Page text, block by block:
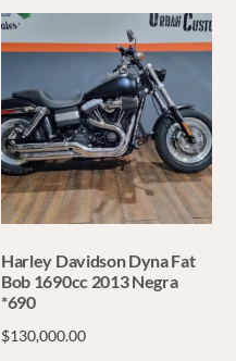
Harley Davidson Dyna Fat
Bob 1690cc 2013 Negra
*690
$130,000.00